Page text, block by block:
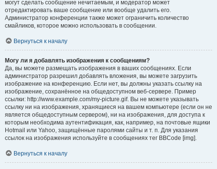
могут сделать сообщение нечитаемым, и модератор может
отредактировать ваше сообщение или вообще удалить его.
Администратор конференции также может ограничить количество
смайликов, которое можно использовать в сообщении.
Вернуться к началу
Могу ли я добавлять изображения к сообщениям?
Да, вы можете размещать изображения в ваших сообщениях. Если
администратор разрешил добавлять вложения, вы можете загрузить
изображение на конференцию. Если нет, вы должны указать ссылку на
изображение, сохранённое на общедоступном веб-сервере. Пример
ссылки: http://www.example.com/my-picture.gif. Вы не можете указывать
ссылку ни на изображения, хранящиеся на вашем компьютере (если он не
является общедоступным сервером), ни на изображения, для доступа к
которым необходима аутентификация, как, например, на почтовые ящики
Hotmail или Yahoo, защищённые паролями сайты и т. п. Для указания
ссылок на изображения используйте в сообщениях тег BBCode [img].
Вернуться к началу